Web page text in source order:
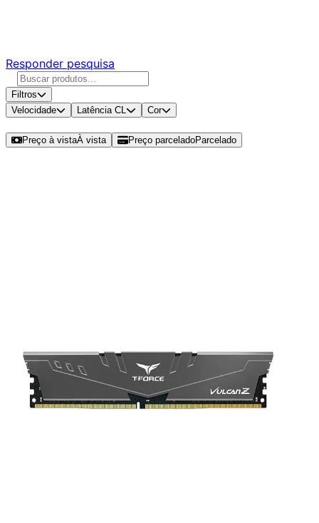
Responder pesquisa
Filtros
Velocidade
Latência CL Cor
Preço à vistaÀ vista Preço parceladoParcelado